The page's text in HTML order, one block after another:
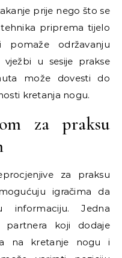
prije nego što se
priprema tijelo
održavanju
vježbi u sesije prakse
može dovesti do
kretanja nogu.
za praksu
za praksu
igračima da
informaciju. Jedna
partnera koji dodaje
na kretanje nogu i